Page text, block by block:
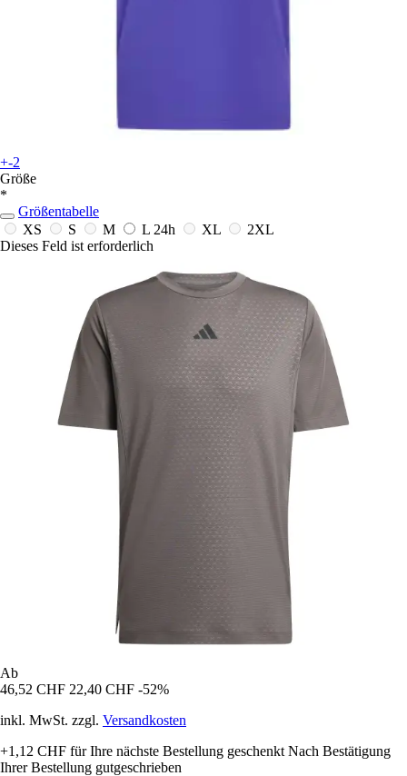
+-2
Größe
*
Größentabelle
XS
S M L 24h XL
2XL
Dieses Feld ist erforderlich
Ab
46,52 CHF 22,40 CHF -52%
inkl. MwSt. zzgl. Versandkosten
+1,12 CHF für Ihre nächste Bestellung geschenkt Nach Bestätigung
Ihrer Bestellung gutgeschrieben